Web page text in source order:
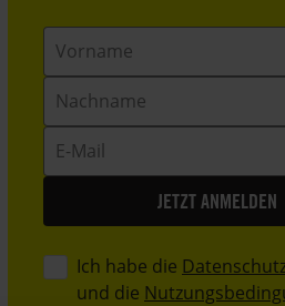
Vorname
Nachname
E-
Mail
Ich habe die
und die